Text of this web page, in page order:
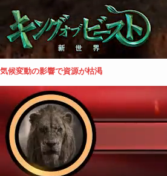
気候変動の影響で資源が枯渇